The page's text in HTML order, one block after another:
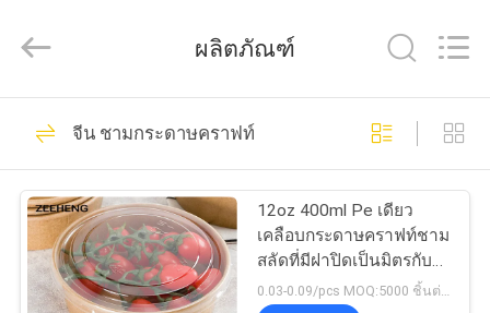
บ้าน
สินค้า
เกี่ยว
Environmental
Protection
Ltd..
Reserved.
ชามกระดาษคราฟท์
133
ผลิตภัณฑ์
จีน ชามกระดาษคราฟท์
12oz 400ml Pe เดียว
เคลือบกระดาษคราฟท์ชาม
สลัดที่มีฝาปิดเป็นมิตรกับ
สิ่งแวดล้อม
0.03-0.09/pcs MOQ:5000 ชิ้นต่อขนาด